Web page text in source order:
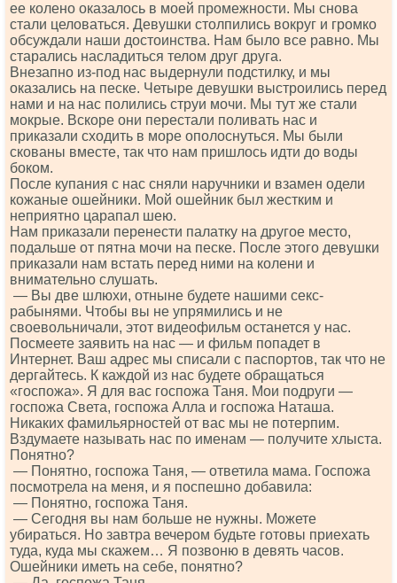
ее колено оказалось в моей промежности. Мы снова
стали целоваться. Девушки столпились вокруг и громко
обсуждали наши достоинства. Нам было все равно. Мы
старались насладиться телом друг друга.
Внезапно из-под нас выдернули подстилку, и мы
оказались на песке. Четыре девушки выстроились перед
нами и на нас полились струи мочи. Мы тут же стали
мокрые. Вскоре они перестали поливать нас и
приказали сходить в море ополоснуться. Мы были
скованы вместе, так что нам пришлось идти до воды
боком.
После купания с нас сняли наручники и взамен одели
кожаные ошейники. Мой ошейник был жестким и
неприятно царапал шею.
Нам приказали перенести палатку на другое место,
подальше от пятна мочи на песке. После этого девушки
приказали нам встать перед ними на колени и
внимательно слушать.
— Вы две шлюхи, отныне будете нашими секс-
рабынями. Чтобы вы не упрямились и не
своевольничали, этот видеофильм останется у нас.
Посмеете заявить на нас — и фильм попадет в
Интернет. Ваш адрес мы списали с паспортов, так что не
дергайтесь. К каждой из нас будете обращаться
«госпожа». Я для вас госпожа Таня. Мои подруги —
госпожа Света, госпожа Алла и госпожа Наташа.
Никаких фамильярностей от вас мы не потерпим.
Вздумаете называть нас по именам — получите хлыста.
Понятно?
— Понятно, госпожа Таня, — ответила мама. Госпожа
посмотрела на меня, и я поспешно добавила:
— Понятно, госпожа Таня.
— Сегодня вы нам больше не нужны. Можете
убираться. Но завтра вечером будьте готовы приехать
туда, куда мы скажем… Я позвоню в девять часов.
Ошейники иметь на себе, понятно?